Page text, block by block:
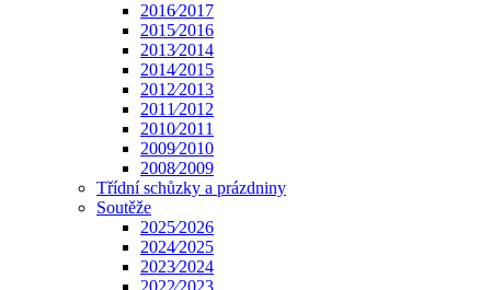
2016⁄2017
2015⁄2016
2013⁄2014
2014⁄2015
2012⁄2013
2011⁄2012
2010⁄2011
2009⁄2010
2008⁄2009
Třídní schůzky a prázdniny
Soutěže
2025⁄2026
2024⁄2025
2023⁄2024
2022⁄2023